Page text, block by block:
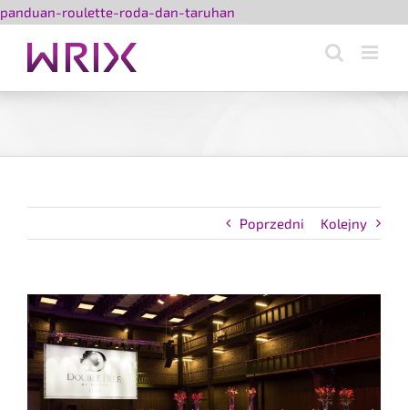
panduan-roulette-roda-dan-taruhan
Poprzedni Kolejny
Pokaż
większy
obrazek